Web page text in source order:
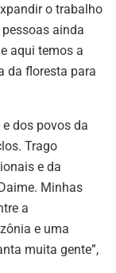
o trabalho
ainda
aqui temos a
da floresta para
dos povos da
Trago
e da
Minhas
a
e uma
muita gente”,